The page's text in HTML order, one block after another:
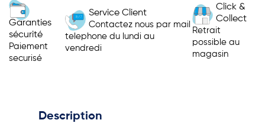
Garanties
sécurité
Paiement
securisé
Service Client
Contactez nous par mail
telephone du lundi au
vendredi
Click &
Collect
Retrait
possible au
magasin
Description